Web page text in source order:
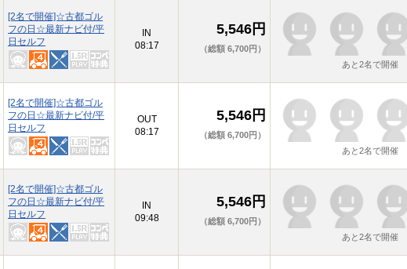
[2名で開催]☆古都ゴル
フの日☆最新ナビ付/平
日セルフ
IN
08:17
5,546円
（総額 6,700円）
あと2名で開催
[2名で開催]☆古都ゴル
フの日☆最新ナビ付/平
日セルフ
OUT
08:17
5,546円
（総額 6,700円）
あと2名で開催
[2名で開催]☆古都ゴル
フの日☆最新ナビ付/平
日セルフ
IN
09:48
5,546円
（総額 6,700円）
あと2名で開催